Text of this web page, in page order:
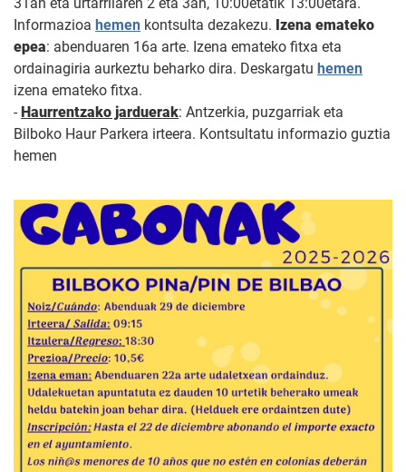
Informazioa hemen kontsulta dezakezu. Izena emateko
epea: abenduaren 16a arte. Izena emateko fitxa eta
ordainagiria aurkeztu beharko dira. Deskargatu hemen
izena emateko fitxa.
- Haurrentzako jarduerak: Antzerkia, puzgarriak eta
Bilboko Haur Parkera irteera. Kontsultatu informazio guztia
hemen